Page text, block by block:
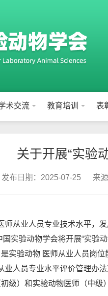
术交流 教育培训 表
关于开展“实验
发布日期：2025-07-25 来
从业人员专业技术水平，发
实验动物学会将开展“实验
实验动物 医师从业人员岗
人员专业水平评价管理办法
级）和实验动物医师（中级